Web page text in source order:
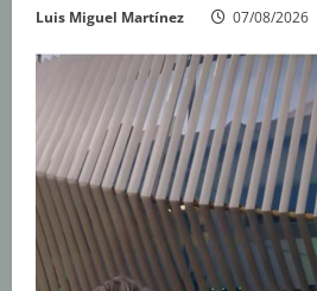
Luis Miguel Martínez 07/08/2026